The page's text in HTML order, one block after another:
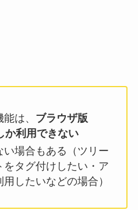
は、 ブラウザ版
か利用できない
場合もある（ツリー
タグ付けしたい・ア
したいなどの場合）